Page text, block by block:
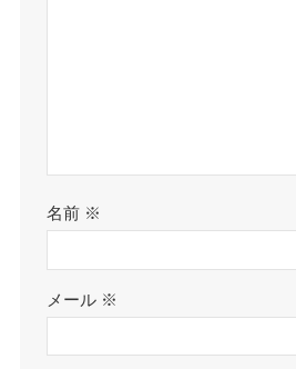
名前 ※
メール ※